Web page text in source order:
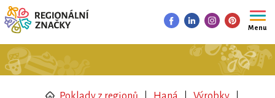
Menu